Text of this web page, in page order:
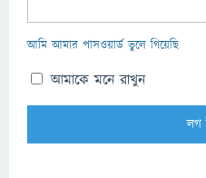
আমি আমার পাসওয়ার্ড ভুলে গিয়েছি
আমাকে মনে রাখুন